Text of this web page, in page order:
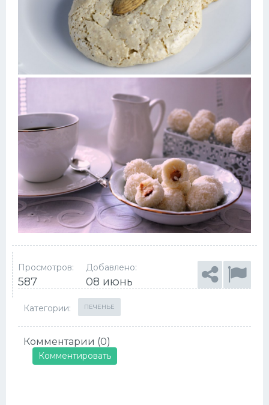
Просмотров:
587
Добавлено:
08 июнь
Категории: ПЕЧЕНЬЕ
Комментарии (0)
Комментировать